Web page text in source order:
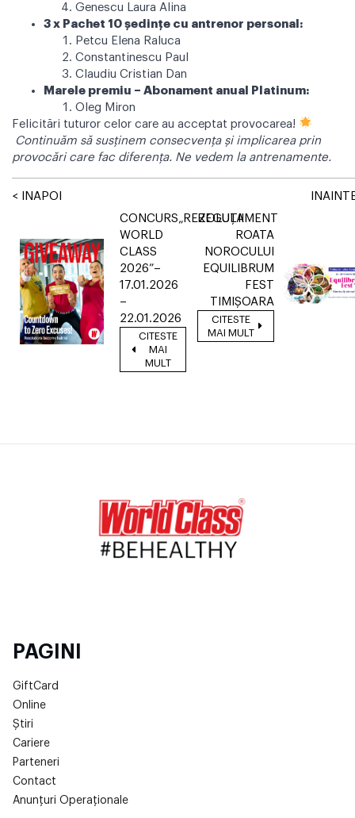
Genescu Laura Alina
3 x Pachet 10 ședințe cu antrenor personal:
Petcu Elena Raluca
Constantinescu Paul
Claudiu Cristian Dan
Marele premiu – Abonament anual Platinum:
Oleg Miron
Felicitări tuturor celor care au acceptat provocarea!
Continuăm să susținem consecvența și implicarea prin
provocări care fac diferența. Ne vedem la antrenamente.
< INAPOI
CONCURS„REZOLUȚII
WORLD
CLASS
2026”–
17.01.2026
–
22.01.2026
CITESTE
MAI
MULT
REGULAMENT
ROATA
NOROCULUI
EQUILIBRUM
FEST
TIMIȘOARA
CITESTE
MAI MULT
PAGINI
GiftCard
Online
Știri
Cariere
Parteneri
Contact
Anunțuri Operaționale